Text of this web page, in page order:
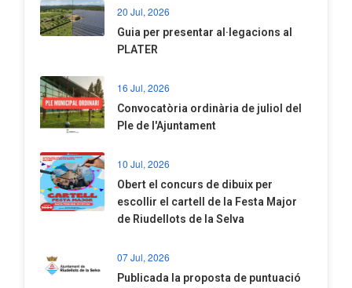
20 Jul, 2026
​Guia per presentar al·legacions al
PLATER
16 Jul, 2026
Convocatòria ordinària de juliol del
Ple de l'Ajuntament
10 Jul, 2026
​Obert el concurs de dibuix per
escollir el cartell de la Festa Major
de Riudellots de la Selva
07 Jul, 2026
​Publicada la proposta de puntuació